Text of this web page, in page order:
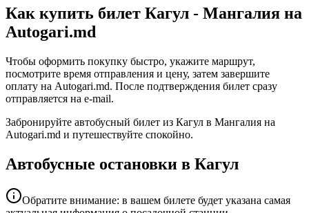
Как купить билет Кагул - Мангалия на
Autogari.md
Чтобы оформить покупку быстро, укажите маршрут,
посмотрите время отправления и цену, затем завершите
оплату на Autogari.md. После подтверждения билет сразу
отправляется на e-mail.
Забронируйте автобусный билет из Кагул в Мангалия на
Autogari.md и путешествуйте спокойно.
Автобусные остановки в Кагул
Обратите внимание: в вашем билете будет указана самая